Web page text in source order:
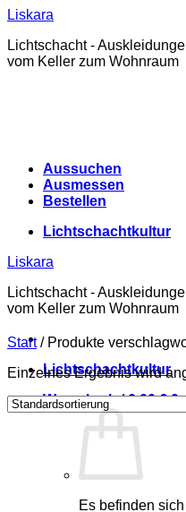
Zum
springen
Liskara
Lichtschacht -
vom Keller zum Wohnraum
Aussuchen
Ausmessen
Bestellen
Lichtschachtkultur
Liskara
Lichtschacht -
vom Keller zum Wohnraum
Lichtschachtkultur
Warenkorb /0,00€ 0
Es befinden
Start /Produkte
Einzelnes Ergebnis wird